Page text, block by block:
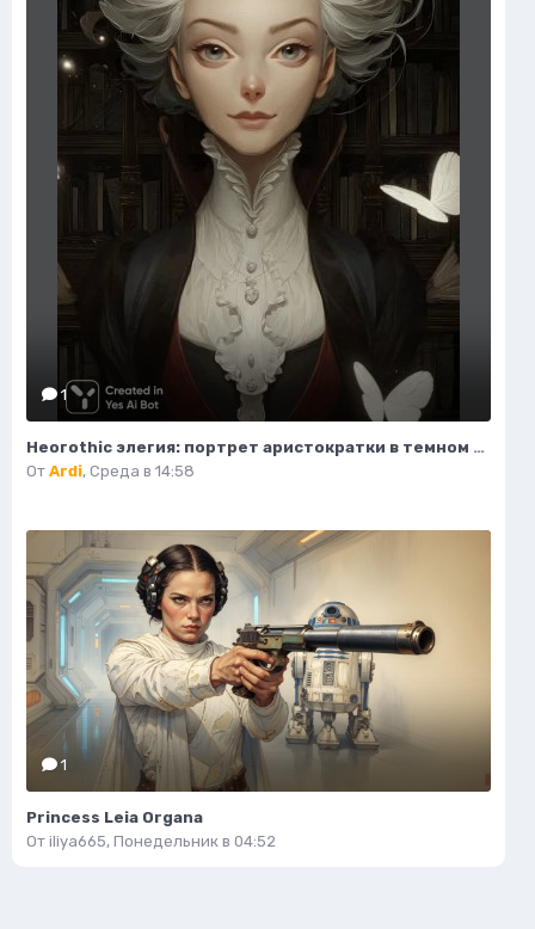
1
Неогothic элегия: портрет аристократки в темном величии библиотеки. Картинка из нейронной сети Миджорни
От Ardi, Среда в 14:58
1
Princess Leia Organa
От iliya665, Понедельник в 04:52